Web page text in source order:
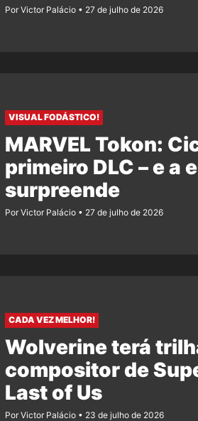
Por Victor Palácio 27 de julho de 2026
VISUAL FODÁSTICO!
MARVEL Tokon:
primeiro DLC – e a
surpreende
Por Victor Palácio 27 de julho de 2026
CADA VEZ MELHOR!
Wolverine terá
compositor de
Last of Us
Por Victor Palácio 23 de julho de 2026